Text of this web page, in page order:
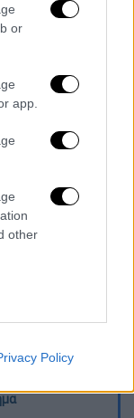
or
app.
other
Policy
στο
Λύση αναζητά
και άλλα
Βοιωτία
υπερηχητικά